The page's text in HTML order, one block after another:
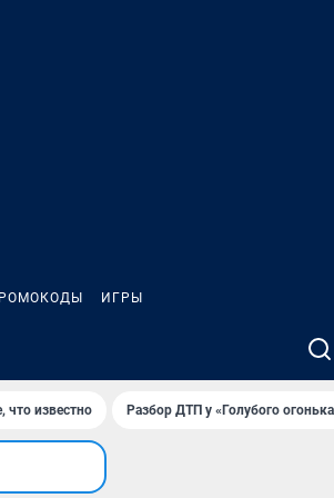
ИГРЫ
что известно Разбор ДТП у «Голубого